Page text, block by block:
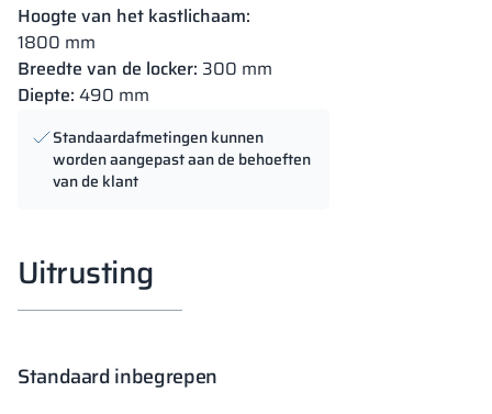
Hoogte van het kastlichaam:
1800 mm
Breedte van de locker: 300 mm
Diepte: 490 mm
Standaardafmetingen kunnen
worden aangepast aan de behoeften
van de klant
Uitrusting
Standaard inbegrepen